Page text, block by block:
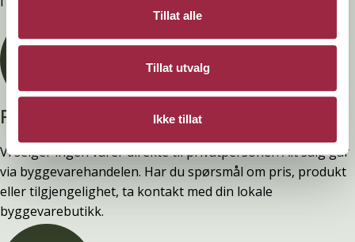
Tillat alle
Tillat utvalg
Ikke tillat
Privatperson?
Vi selger ingen varer direkte til privatpersoner. Alt salg går
via byggevarehandelen. Har du spørsmål om pris, produkt
eller tilgjengelighet, ta kontakt med din lokale
byggevarebutikk.